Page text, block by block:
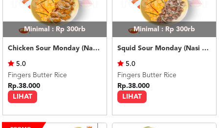
LOYALTY
PROGRAM
FAQ
ABOUT
BLOG
TERMS
Minimal : Rp 300rb
Chicken Sour Monday (Nasi Putih)
LIHAT
5.0
Fingers Butter Rice
Rp.38.000
Minimal : Rp 300rb
Squid Sour Monday (Nasi Putih)
LIHAT
5.0
Fingers Butter Rice
Rp.38.000